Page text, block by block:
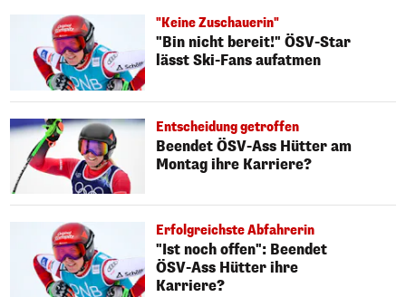
"Keine Zuschauerin"
"Bin nicht bereit!" ÖSV-Star
lässt Ski-Fans aufatmen
Entscheidung getroffen
Beendet ÖSV-Ass Hütter am
Montag ihre Karriere?
Erfolgreichste Abfahrerin
"Ist noch offen": Beendet
ÖSV-Ass Hütter ihre
Karriere?